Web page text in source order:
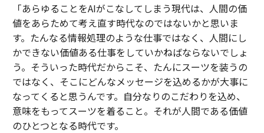
「あらゆることをAIがこなしてしまう現代は、人間の価
値をあらためて考え直す時代なのではないかと思いま
す。たんなる情報処理のような仕事ではなく、人間にし
かできない価値ある仕事をしていかねばならないでしょ
う。そういった時代だからこそ、たんにスーツを装うの
ではなく、そこにどんなメッセージを込めるかが大事に
なってくると思うんです。自分なりのこだわりを込め、
意味をもってスーツを着ること。それが人間である価値
のひとつとなる時代です。